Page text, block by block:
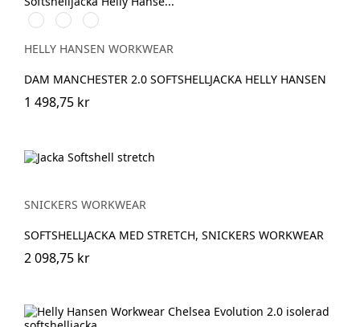
990
BLACK
590
NAVY
950
EBONY
HELLY HANSEN WORKWEAR
DAM MANCHESTER 2.0 SOFTSHELLJACKA HELLY HANSEN
1 498,75 kr
SNICKERS WORKWEAR
SOFTSHELLJACKA MED STRETCH, SNICKERS WORKWEAR
2 098,75 kr